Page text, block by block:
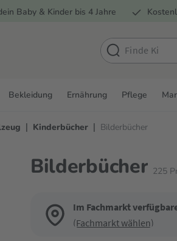
Baby & Kinder bis 4 Jahre
Bekleidung Ernährung Pflege
| Kinderbücher | Bilderbücher
Bilderbücher 225
Im Fachmarkt
(Fachmarkt wählen)